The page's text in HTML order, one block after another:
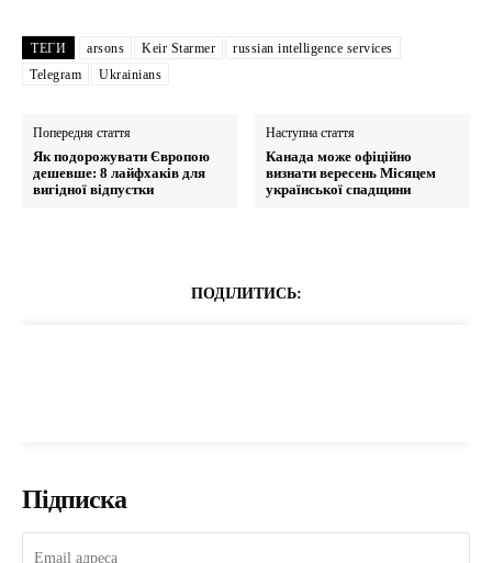
ТЕГИ arsons Keir Starmer
russian intelligence services
Telegram
Ukrainians
Попередня стаття
Як подорожувати Європою
дешевше: 8 лайфхаків для
вигідної відпустки
Наступна стаття
Канада може офіційно
визнати вересень Місяцем
української спадщини
ПОДІЛИТИСЬ:
Підписка